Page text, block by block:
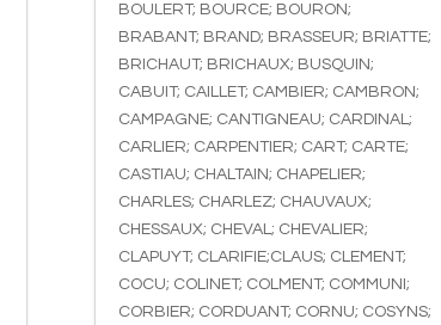
BOULERT; BOURCE; BOURON;
BRABANT; BRAND; BRASSEUR; BRIATTE;
BRICHAUT; BRICHAUX; BUSQUIN;
CABUIT; CAILLET; CAMBIER; CAMBRON;
CAMPAGNE; CANTIGNEAU; CARDINAL;
CARLIER; CARPENTIER; CART; CARTE;
CASTIAU; CHALTAIN; CHAPELIER;
CHARLES; CHARLEZ; CHAUVAUX;
CHESSAUX; CHEVAL; CHEVALIER;
CLAPUYT; CLARIFIE;CLAUS; CLEMENT;
COCU; COLINET; COLMENT; COMMUNI;
CORBIER; CORDUANT; CORNU; COSYNS;